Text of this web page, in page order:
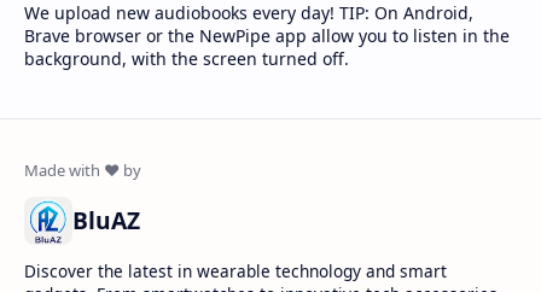
We upload new audiobooks every day! TIP: On Android,
Brave browser or the NewPipe app allow you to listen in the
background, with the screen turned off.
BluAZ
Discover the latest in wearable technology and smart